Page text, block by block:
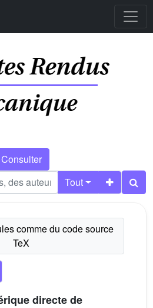
Consulter
Tout
directe de